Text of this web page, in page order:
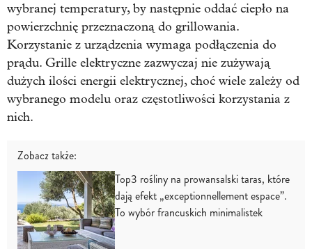
wybranej temperatury, by następnie oddać ciepło na
powierzchnię przeznaczoną do grillowania.
Korzystanie z urządzenia wymaga podłączenia do
prądu. Grille elektryczne zazwyczaj nie zużywają
dużych ilości energii elektrycznej, choć wiele zależy od
wybranego modelu oraz częstotliwości korzystania z
nich.
Zobacz także:
Top3 rośliny na prowansalski taras, które
dają efekt „exceptionnellement espace”.
To wybór francuskich minimalistek